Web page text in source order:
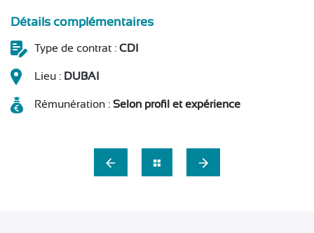
Détails complémentaires
Type de contrat : CDI
Lieu : DUBAI
Rémunération : Selon profil et expérience